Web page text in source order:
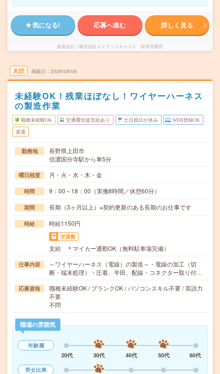
気になる! 応募へ進む 詳しく見る
派遣会社 株式会社メイテックキャスト 松本営業所
未読 掲載日 2026/08/06
未経験OK！残業ほぼなし！ワイヤーハーネス
の製造作業
職種未経験OK 交通費別途支給あり 土日祝日が休み WEB登録OK
派遣
勤務地
長野県上田市
信濃国分寺駅から車5分
曜日頻度 月・火・水・木・金
時間 9：00～18：00（実働8時間／休憩60分）
期間 長期（3ヶ月以上）※契約更新のある長期のお仕事です
時給 時給1150円
交通費
支給 ＊マイカー通勤OK（無料駐車場完備）
仕事内容
～ワイヤーハーネス（電線）の製造～・電線の加工（切
断・端末処理）・圧着、半田、配線・コネクター取り付…
応募資格
職種未経験OK / ブランクOK / パソコンスキル不要 / 英語力
不要
不問
職場の雰囲気
年齢層
20代
30代 40代 50代
60代
男女比率